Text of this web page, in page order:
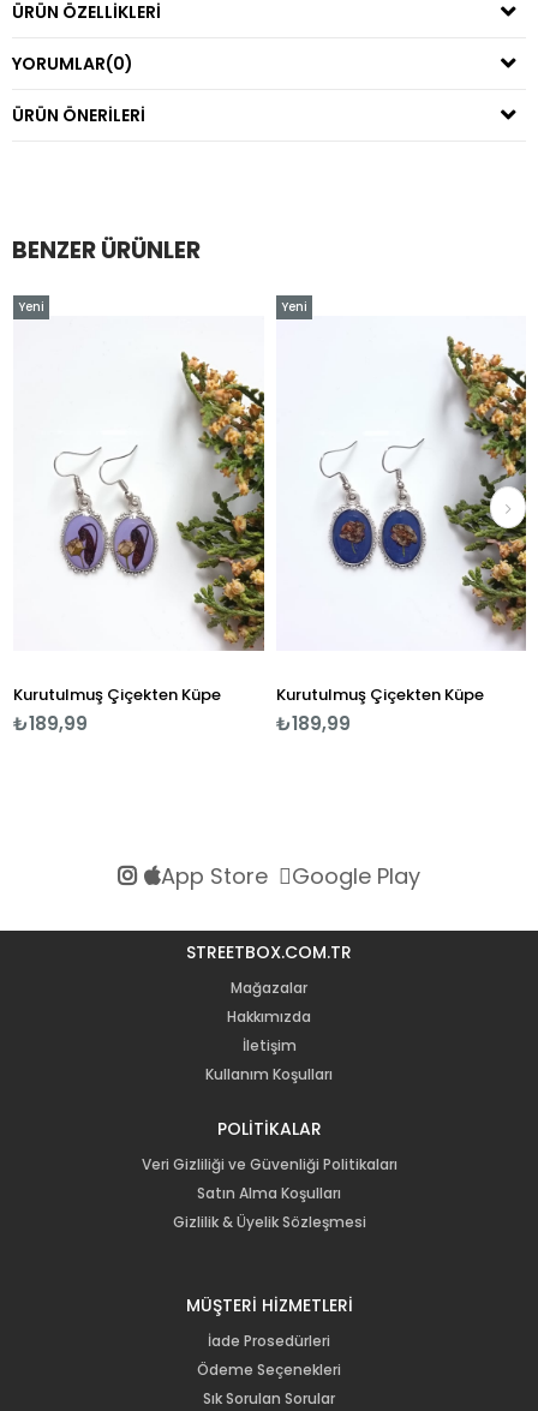
ÜRÜN ÖZELLIKLERI
YORUMLAR(0)
ÜRÜN ÖNERILERI
BENZER ÜRÜNLER
Kurutulmuş Çiçekten Küpe
₺189,99
Yeni
Kurutulmuş Çiçekten Küpe
₺189,99
Yeni
App Store Google Play
STREETBOX.COM.TR
Mağazalar
Hakkımızda
İletişim
Kullanım Koşulları
POLİTİKALAR
Veri Gizliliği ve Güvenliği Politikaları
Satın Alma Koşulları
Gizlilik & Üyelik Sözleşmesi
MÜŞTERİ HİZMETLERİ
İade Prosedürleri
Ödeme Seçenekleri
Sık Sorulan Sorular